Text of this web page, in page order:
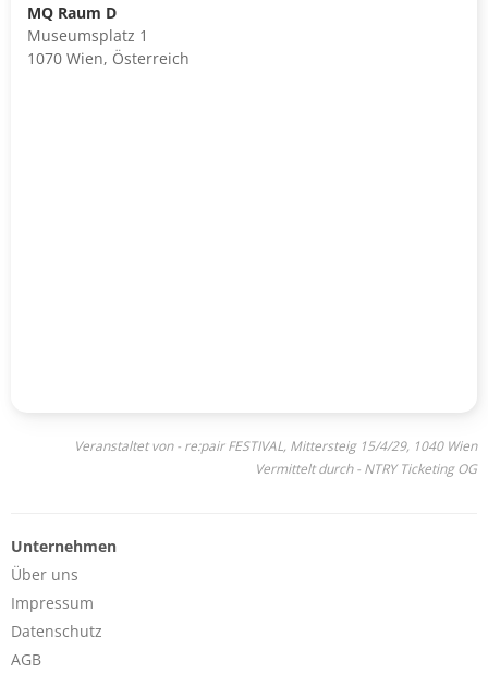
MQ Raum D
Museumsplatz 1
1070 Wien, Österreich
Veranstaltet von - re:pair FESTIVAL, Mittersteig 15/4/29, 1040 Wien
Vermittelt durch - NTRY Ticketing OG
Unternehmen
Über uns
Impressum
Datenschutz
AGB